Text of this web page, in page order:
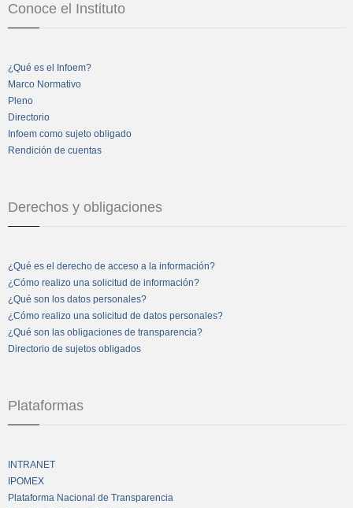
Conoce el Instituto
¿Qué es el Infoem?
Marco Normativo
Pleno
Directorio
Infoem como sujeto obligado
Rendición de cuentas
Derechos y obligaciones
¿Qué es el derecho de acceso a la información?
¿Cómo realizo una solicitud de información?
¿Qué son los datos personales?
¿Cómo realizo una solicitud de datos personales?
¿Qué son las obligaciones de transparencia?
Directorio de sujetos obligados
Plataformas
INTRANET
IPOMEX
Plataforma Nacional de Transparencia